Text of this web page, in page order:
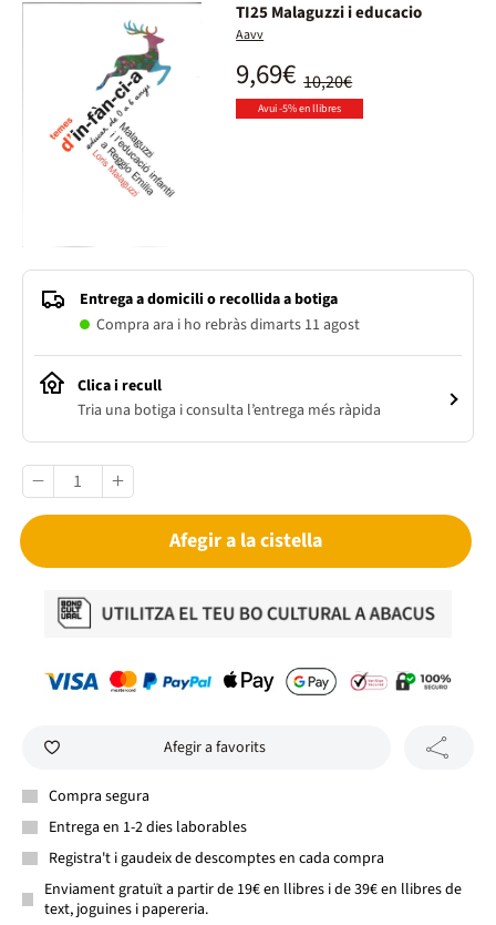
TI25 Malaguzzi i educacio
Aavv
10,20€
9,69€
Avui -5% en llibres
Entrega a domicili o recollida a botiga
Compra ara i ho rebràs dimarts 11 agost
Clica i recull
Tria una botiga i consulta l’entrega més ràpida
Afegir a la cistella
Afegir a favorits
Compra segura
Entrega en 1-2 dies laborables
Registra't i gaudeix de descomptes en cada compra
Enviament gratuït a partir de 19€ en llibres i de 39€ en llibres de
text, joguines i papereria.